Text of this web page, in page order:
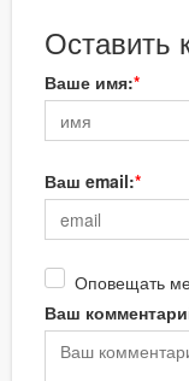
Оставить
Ваше имя:
Ваш email:
Оповещать
Ваш